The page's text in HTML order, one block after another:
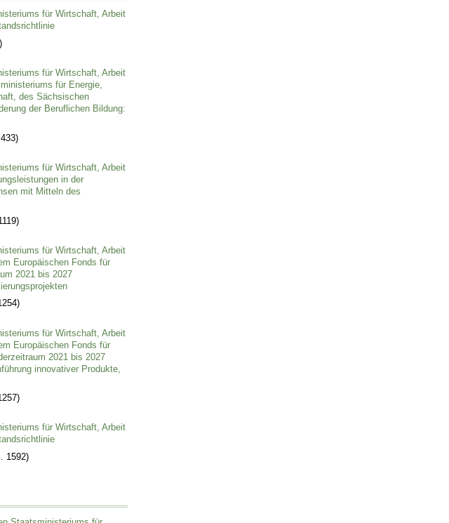
für Wirtschaft, Arbeit
für Wirtschaft, Arbeit
für Energie,
des Sächsischen
der Beruflichen Bildung:
für Wirtschaft, Arbeit
in der
mit Mitteln des
für Wirtschaft, Arbeit
Europäischen Fonds für
2021 bis 2027
für Wirtschaft, Arbeit
Europäischen Fonds für
2021 bis 2027
innovativer Produkte,
für Wirtschaft, Arbeit
1592)